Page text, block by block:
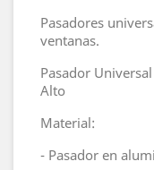
Pasadores
ventanas.
Pasador
Alto
Material:
- Pasador en